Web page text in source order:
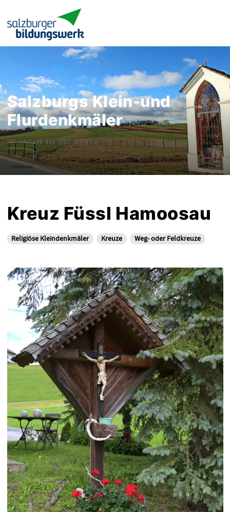
Salzburgs Klein-und
Flurdenkmäler
Kreuz Füssl Hamoosau
Religiöse Kleindenkmäler Kreuze Weg- oder Feldkreuze